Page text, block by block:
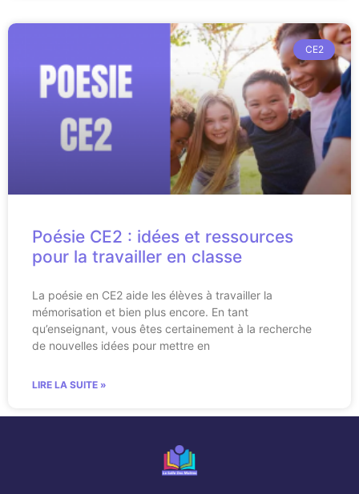
CE2
Poésie CE2 : idées et ressources
pour la travailler en classe
La poésie en CE2 aide les élèves à travailler la
mémorisation et bien plus encore. En tant
qu’enseignant, vous êtes certainement à la recherche
de nouvelles idées pour mettre en
LIRE LA SUITE »